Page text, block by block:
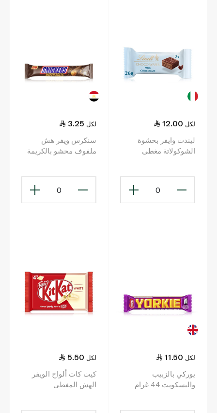
12.00 لكل
ليندت وايفر بحشوة
الشوكولاتة مغطى
0
3.25 لكل
سنكرس ويفر هش
ملفوف محشو بالكريمة
0
11.50 لكل
يوركي بالزبيب
والبسكويت 44 غرام
5.50 لكل
كيت كات ألواح الويفر
الهش المغطى